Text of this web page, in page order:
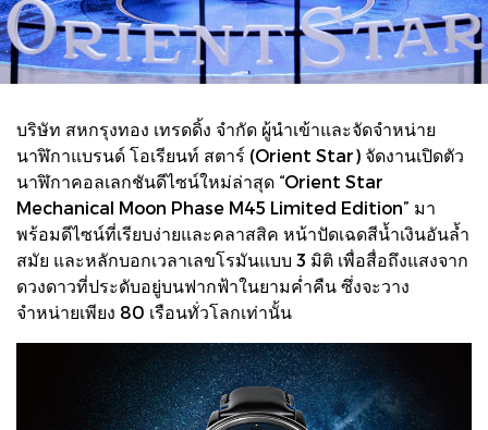
บริษัท สหกรุงทอง เทรดดิ้ง จำกัด ผู้นำเข้าและจัดจำหน่าย
นาฬิกาแบรนด์ โอเรียนท์ สตาร์ (Orient Star) จัดงานเปิดตัว
นาฬิกาคอลเลกชันดีไซน์ใหม่ล่าสุด “Orient Star
Mechanical Moon Phase M45 Limited Edition” มา
พร้อมดีไซน์ที่เรียบง่ายและคลาสสิค หน้าปัดเฉดสีน้ำเงินอันล้ำ
สมัย และหลักบอกเวลาเลขโรมันแบบ 3 มิติ เพื่อสื่อถึงแสงจาก
ดวงดาวที่ประดับอยู่บนฟากฟ้าในยามค่ำคืน ซึ่งจะวาง
จำหน่ายเพียง 80 เรือนทั่วโลกเท่านั้น